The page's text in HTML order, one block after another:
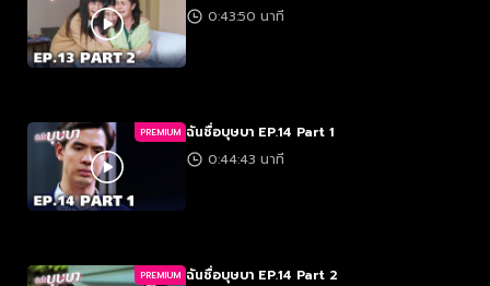
0:43:50 นาที
PREMIUM ฉันชื่อบุษบา EP.14 Part 1
0:44:43 นาที
PREMIUM ฉันชื่อบุษบา EP.14 Part 2